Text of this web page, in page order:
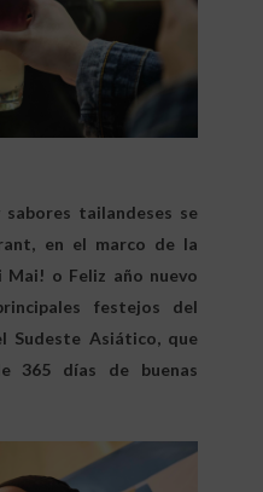
tailandeses se
en el marco de la
Mai! o Feliz año nuevo
festejos del
Sudeste Asiático, que
365 días de buenas